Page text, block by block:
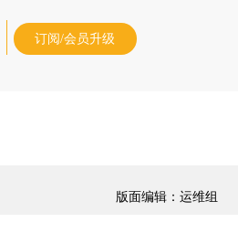
订阅/会员升级
版面编辑：运维组